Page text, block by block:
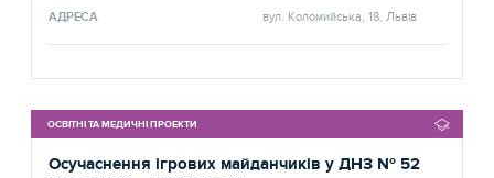
АДРЕСА вул. Коломийська, 18, Львів
ОСВІТНІ ТА МЕДИЧНІ ПРОЕКТИ
Осучаснення ігрових майданчиків у ДНЗ № 52